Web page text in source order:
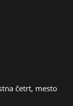
četrt, mesto